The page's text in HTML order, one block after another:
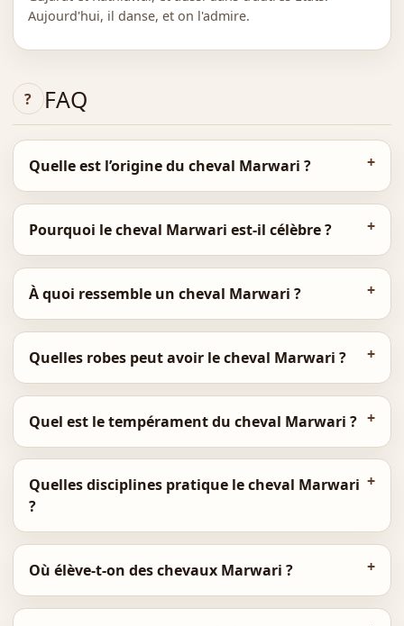
Aujourd'hui, il danse, et on l'admire.
FAQ
Quelle est l’origine du cheval Marwari ?
Pourquoi le cheval Marwari est-il célèbre ?
À quoi ressemble un cheval Marwari ?
Quelles robes peut avoir le cheval Marwari ?
Quel est le tempérament du cheval Marwari ?
Quelles disciplines pratique le cheval Marwari
?
Où élève-t-on des chevaux Marwari ?